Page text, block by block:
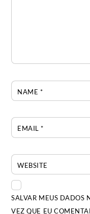
NAME *
EMAIL*
WEBSITE
SALVAR MEUS DADOS
VEZ QUE EU